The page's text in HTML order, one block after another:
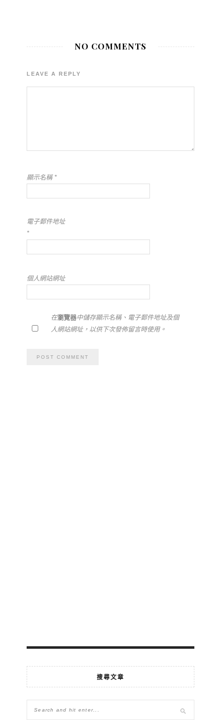
NO COMMENTS
LEAVE A REPLY
顯示名稱 *
電子郵件地址
*
個人網站網址
在瀏覽器中儲存顯示名稱、電子郵件地址及個
人網站網址，以供下次發佈留言時使用。
搜尋文章